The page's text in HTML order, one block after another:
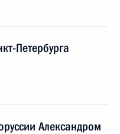
Петербурга
Александром